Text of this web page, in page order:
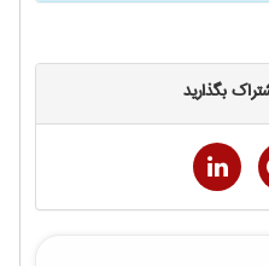
بگذارید